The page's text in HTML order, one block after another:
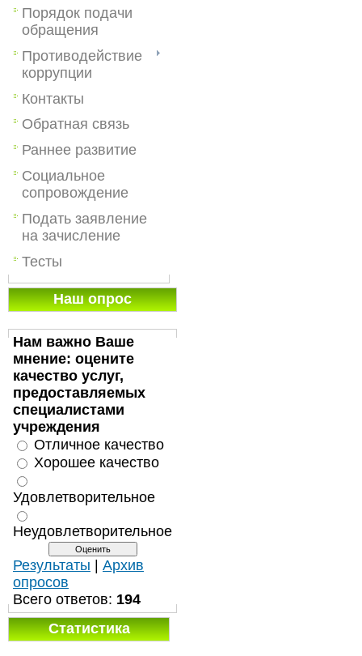
Порядок подачи
обращения
Противодействие
коррупции
Контакты
Обратная связь
Раннее развитие
Социальное
сопровождение
Подать заявление
на зачисление
Тесты
Наш опрос
Нам важно Ваше
мнение: оцените
качество услуг,
предоставляемых
специалистами
учреждения
Отличное качество
Хорошее качество
Удовлетворительное
Неудовлетворительное
Результаты
Архив
опросов
Всего ответов: 194
Статистика